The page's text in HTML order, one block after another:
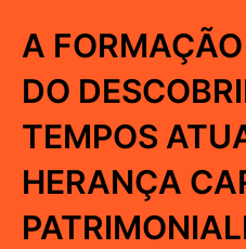
A
DO
TEMPOS
HERANÇA